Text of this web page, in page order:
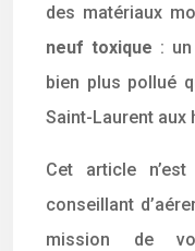
des matériaux
neuf toxique :
bien plus pollué
Saint-Laurent aux
Cet article
conseillant
mission de